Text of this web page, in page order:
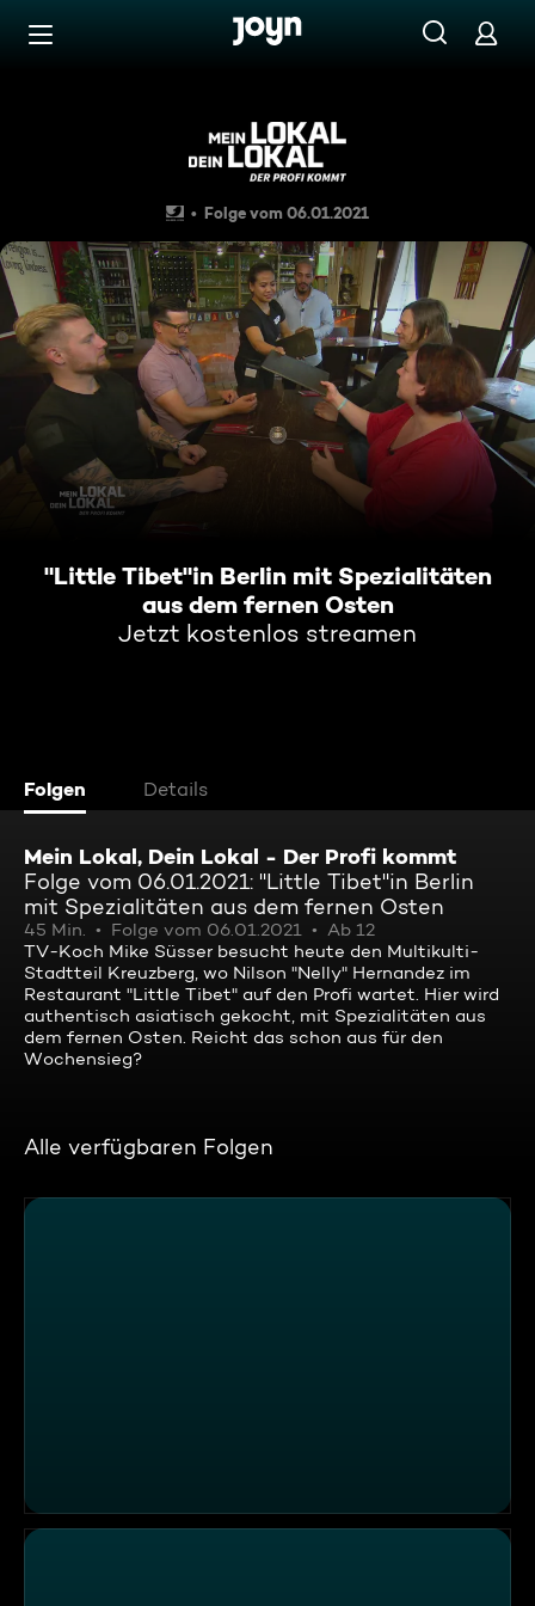
Zum Inhalt springen
"Little Tibet"in Berlin mit
Folge vom 06.01.2021
"Little Tibet"in Berlin mit Spezialitäten
aus dem fernen Osten
Jetzt kostenlos streamen
Folgen Details
Mein Lokal, Dein Lokal - Der Profi kommt
Folge vom 06.01.2021: "Little Tibet"in Berlin
mit Spezialitäten aus dem fernen Osten
45 Min. Folge vom 06.01.2021
Ab 12
TV-Koch Mike Süsser besucht heute den Multikulti-
Stadtteil Kreuzberg, wo Nilson "Nelly" Hernandez im
Restaurant "Little Tibet" auf den Profi wartet. Hier wird
authentisch asiatisch gekocht, mit Spezialitäten aus
dem fernen Osten. Reicht das schon aus für den
Wochensieg?
Alle verfügbaren Folgen
Wochenfinale mit mittelalterlichem Ambiente im